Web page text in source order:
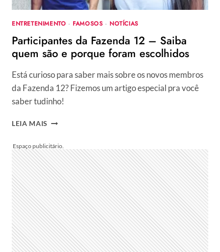
PRIMEIRA
MILIONÁRIA
ENTRETENIMENTO · FAMOSOS · NOTÍCIAS
Participantes da Fazenda 12 – Saiba
quem são e porque foram escolhidos
Está curioso para saber mais sobre os novos membros
da Fazenda 12? Fizemos um artigo especial pra você
saber tudinho!
LEIA MAIS PARTICIPANTES
12
–
SAIBA
QUEM
SÃO
E
PORQUE
FORAM
ESCOLHIDOS